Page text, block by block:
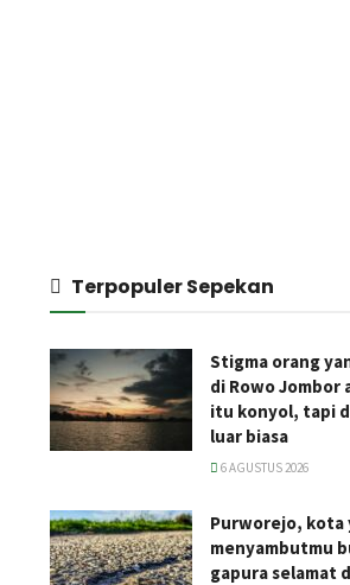
Terpopuler Sepekan
Stigma orang
di Rowo Jombor
itu konyol, tapi
luar biasa
6 AGUSTUS 2026
Purworejo, kota
menyambutmu
gapura selamat